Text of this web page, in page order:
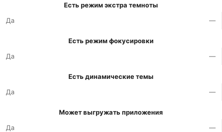
Есть режим экстра темноты
Да
—
Есть режим фокусировки
Да
—
Есть динамические темы
Да
—
Может выгружать приложения
Да
—